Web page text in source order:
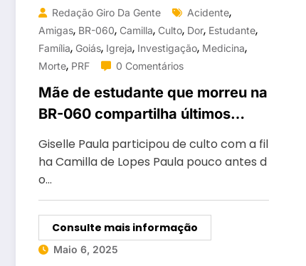
Redação Giro Da Gente Acidente,
Amigas, BR-060, Camilla, Culto, Dor, Estudante,
Família, Goiás, Igreja, Investigação, Medicina,
Morte, PRF 0 Comentários
Mãe de estudante que morreu na
BR-060 compartilha últimos
momentos com filha antes da
tragédia
Giselle Paula participou de culto com a fil
ha Camilla de Lopes Paula pouco antes d
o…
Consulte mais informação
Maio 6, 2025